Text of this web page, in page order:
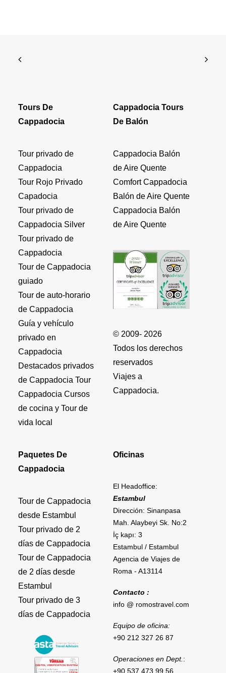
Tours De
Cappadocia
Tour privado de
Cappadocia
Tour Rojo Privado
Capadocia
Tour privado de
Cappadocia Silver
Tour privado de
Cappadocia
Tour de Cappadocia
guiado
Tour de auto-horario
de Cappadocia
Guía y vehículo
privado en
Cappadocia
Destacados privados
de Cappadocia Tour
Cappadocia Cursos
de cocina y Tour de
vida local
Cappadocia Tours
De Balón
Cappadocia Balón
de Aire Quente
Comfort Cappadocia
Balón de Aire Quente
Cappadocia Balón
de Aire Quente
© 2009- 2026
Todos los derechos
reservados
Viajes a
Cappadocia.
Paquetes De
Cappadocia
Tour de Cappadocia
desde Estambul
Tour privado de 2
días de Cappadocia
Tour de Cappadocia
de 2 días desde
Estambul
Tour privado de 3
días de Cappadocia
Oficinas
El Headoffice:
Estambul
Dirección: Sinanpasa
Mah. Alaybeyi Sk. No:2
İç kapı: 3
Estambul / Estambul
Agencia de Viajes de
Roma - A13114
Contacto :
info @ romostravel.com
Equipo de oficina:
+90 212 327 26 87
Operaciones en Dept. :
+90 537 473 99 56